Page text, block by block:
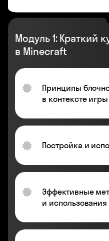
Модуль 1: Краткий
в Minecraft
Принципы
в контексте игры
Постройка и
Эффективные
и